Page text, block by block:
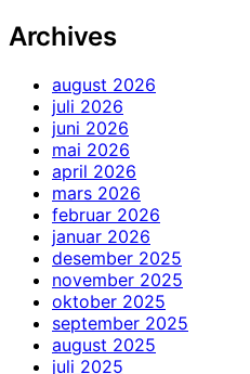
Archives
august 2026
juli 2026
juni 2026
mai 2026
april 2026
mars 2026
februar 2026
januar 2026
desember 2025
november 2025
oktober 2025
september 2025
august 2025
juli 2025